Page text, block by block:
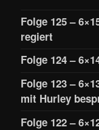
Folge 125 –
regiert
Folge 124 –
Folge 123 –
mit Hurley
Folge 122 –